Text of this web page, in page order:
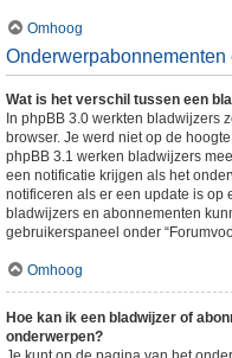
Omhoog
Wat is het verschil tussen een
In phpBB 3.0 werkten bladwijzers
browser. Je werd niet op de
phpBB 3.1 werken bladwijzers
een notificatie krijgen als het
notificeren als er een update is op
bladwijzers en abonnementen
gebruikerspaneel onder
Omhoog
Hoe kan ik een bladwijzer of
onderwerpen?